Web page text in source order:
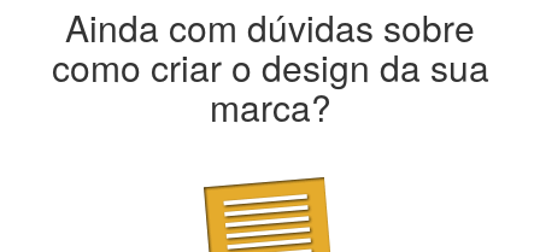
Ainda com dúvidas sobre
como criar o design da sua
marca?